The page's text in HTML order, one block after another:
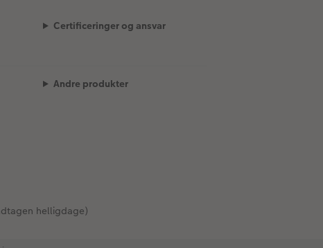
Certificeringer og ansvar
Andre produkter
helligdage)